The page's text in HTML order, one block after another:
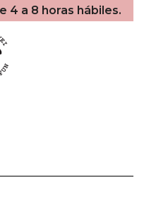
4 a 8 horas hábiles.